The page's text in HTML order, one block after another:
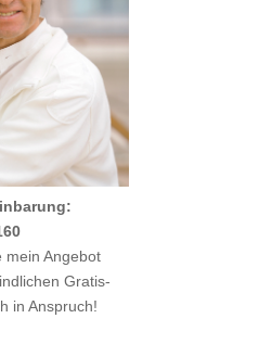
mein Angebot
Gratis-
in Anspruch!